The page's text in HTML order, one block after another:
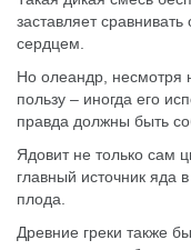
заставляет
сердцем.
Но олеандр, несмотря
пользу – иногда его
правда должны быть
Ядовит не только сам
главный источник яда
плода.
Древние греки также